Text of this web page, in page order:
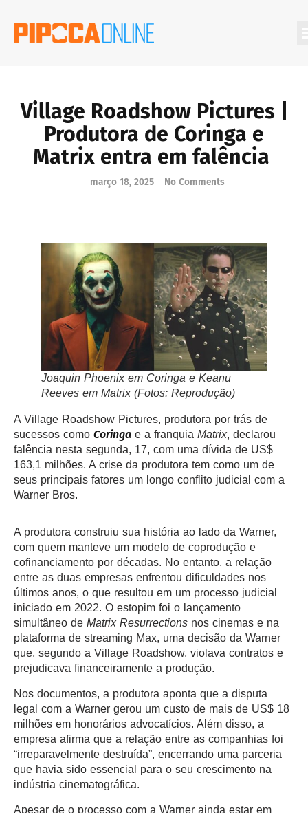
Village Roadshow Pictures |
Produtora de Coringa e
Matrix entra em falência
março 18, 2025 No Comments
Joaquin Phoenix em Coringa e Keanu
Reeves em Matrix(Fotos: Reprodução)
A Village Roadshow Pictures, produtora por trás de
sucessos como Coringa e a franquia Matrix, declarou
falência nesta segunda, 17, com uma dívida de US$
163,1 milhões. A crise da produtora tem como um de
seus principais fatores um longo conflito judicial com a
Warner Bros.
A produtora construiu sua história ao lado da Warner,
com quem manteve um modelo de coprodução e
cofinanciamento por décadas. No entanto, a relação
entre as duas empresas enfrentou dificuldades nos
últimos anos, o que resultou em um processo judicial
iniciado em 2022. O estopim foi o lançamento
simultâneo de Matrix Resurrections nos cinemas e na
plataforma de streaming Max, uma decisão da Warner
que, segundo a Village Roadshow, violava contratos e
prejudicava financeiramente a produção.
Nos documentos, a produtora aponta que a disputa
legal com a Warner gerou um custo de mais de US$ 18
milhões em honorários advocatícios. Além disso, a
empresa afirma que a relação entre as companhias foi
“irreparavelmente destruída”, encerrando uma parceria
que havia sido essencial para o seu crescimento na
indústria cinematográfica.
Apesar de o processo com a Warner ainda estar em